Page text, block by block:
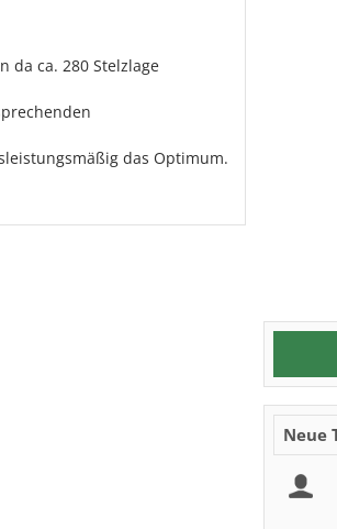
da ca. 280 Stelzlage
das Optimum.
Neue